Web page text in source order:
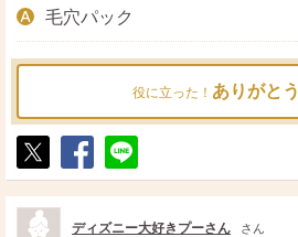
毛穴パック
役に立った！ ありがとう
ポ
ス
ト
シ
ェ
送
る
ディズニー大好きプーさん さん